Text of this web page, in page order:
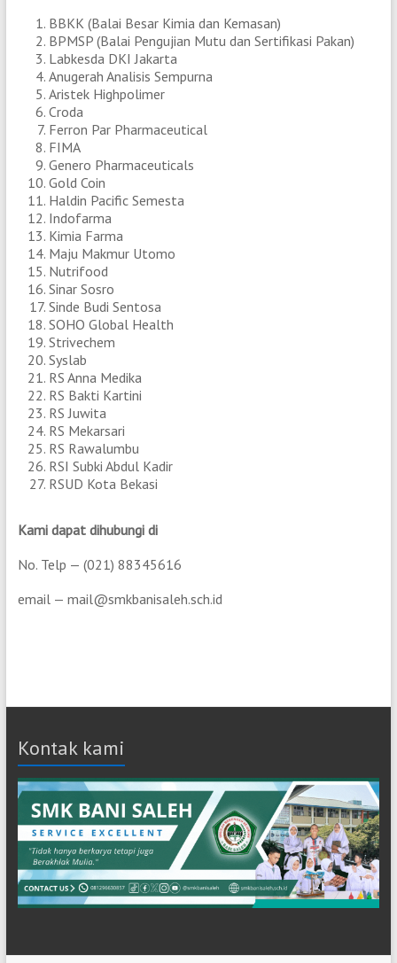
BBKK (Balai Besar Kimia dan Kemasan)
BPMSP (Balai Pengujian Mutu dan Sertifikasi Pakan)
Labkesda DKI Jakarta
Anugerah Analisis Sempurna
Aristek Highpolimer
Croda
Ferron Par Pharmaceutical
FIMA
Genero Pharmaceuticals
Gold Coin
Haldin Pacific Semesta
Indofarma
Kimia Farma
Maju Makmur Utomo
Nutrifood
Sinar Sosro
Sinde Budi Sentosa
SOHO Global Health
Strivechem
Syslab
RS Anna Medika
RS Bakti Kartini
RS Juwita
RS Mekarsari
RS Rawalumbu
RSI Subki Abdul Kadir
RSUD Kota Bekasi
Kami dapat dihubungi di
No. Telp — (021) 88345616
email — mail@smkbanisaleh.sch.id
Kontak kami